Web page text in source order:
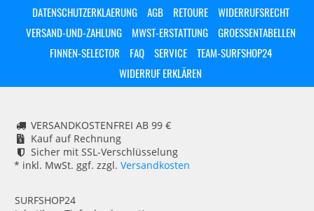
DATENSCHUTZERKLAERUNG
AGB RETOURE
WIDERRUFSRECHT
VERSAND-UND-ZAHLUNG
MWST-ERSTATTUNG
GROESSENTABELLEN
FINNEN-SELECTOR
FAQ SERVICE
TEAM-SURFSHOP24
WIDERRUF ERKLÄREN
VERSANDKOSTENFREI AB 99 €
Kauf auf Rechnung
Sicher mit SSL-Verschlüsselung
* inkl. MwSt. ggf. zzgl. Versandkosten
SURFSHOP24